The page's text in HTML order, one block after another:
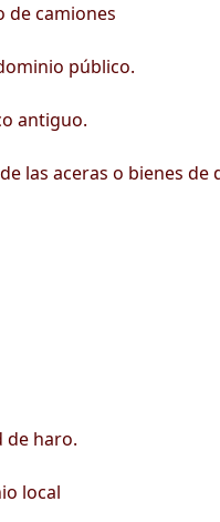
de camiones
público.
antiguo.
las aceras o bienes de
de haro.
local